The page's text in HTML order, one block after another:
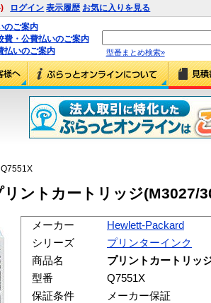
ログイン 表示履歴 お気に入りを見る
のご案内
費・公費払いのご案内
払いのご案内
型番まとめ検索»
ントカートリッジ(M3027/
メーカー
Hewlett-Packard
シリーズ
プリンターインク
商品名
プリントカートリッ
型番
Q7551X
保証条件
メーカー保証